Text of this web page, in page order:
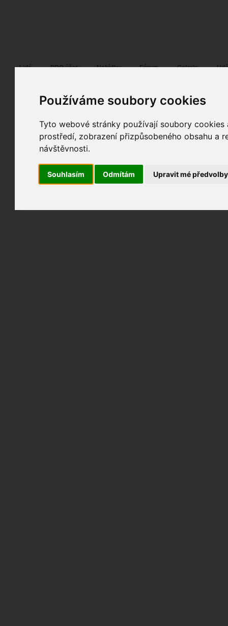
Používáme soubory cookies
Tyto webové stránky používají soubory
prostředí, zobrazení přizpůsobeného obsahu a
návštěvnosti.
Souhlasím Odmítám Upravit mé předvolby
Lidé PRO účet Nabídky Fórum Galerie
Pedra 05. 01. 2024 11:27 portrét
2-18
fotografováno fotky autora